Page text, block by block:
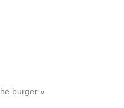
burger »